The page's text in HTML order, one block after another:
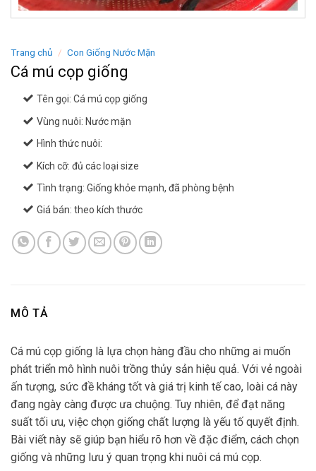
Trang chủ / Con Giống Nước Mặn
Cá mú cọp giống
Tên gọi: Cá mú cọp giống
Vùng nuôi: Nước mặn
Hình thức nuôi:
Kích cỡ: đủ các loại size
Tình trạng: Giống khỏe mạnh, đã phòng bệnh
Giá bán: theo kích thước
MÔ TẢ
Cá mú cọp giống là lựa chọn hàng đầu cho những ai muốn
phát triển mô hình nuôi trồng thủy sản hiệu quả. Với vẻ ngoài
ấn tượng, sức đề kháng tốt và giá trị kinh tế cao, loài cá này
đang ngày càng được ưa chuộng. Tuy nhiên, để đạt năng
suất tối ưu, việc chọn giống chất lượng là yếu tố quyết định.
Bài viết này sẽ giúp bạn hiểu rõ hơn về đặc điểm, cách chọn
giống và những lưu ý quan trọng khi nuôi cá mú cọp.